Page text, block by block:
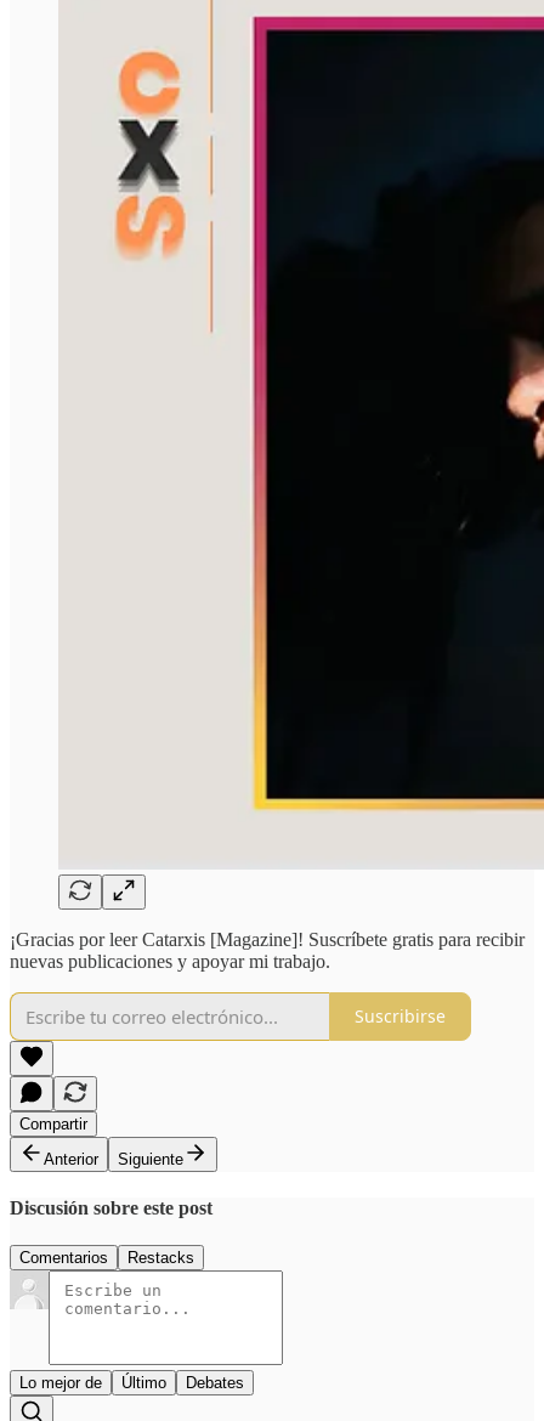
¡Gracias por leer Catarxis [Magazine]! Suscríbete gratis para recibir
nuevas publicaciones y apoyar mi trabajo.
Suscribirse
Compartir
Anterior
Siguiente
Discusión sobre este post
Comentarios Restacks
Lo mejor de Último Debates